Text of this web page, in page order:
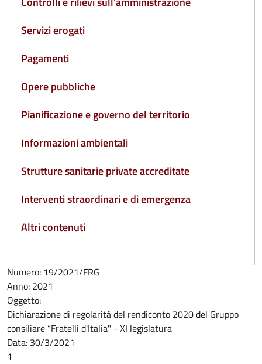
Servizi erogati
Pagamenti
Opere pubbliche
Pianificazione e governo del territorio
Informazioni ambientali
Strutture sanitarie private accreditate
Interventi straordinari e di emergenza
Altri contenuti
Numero: 19/2021/FRG
Anno: 2021
Oggetto:
Dichiarazione di regolarità del rendiconto 2020 del Gruppo
consiliare “Fratelli d'Italia" - XI legislatura
Data: 30/3/2021
1